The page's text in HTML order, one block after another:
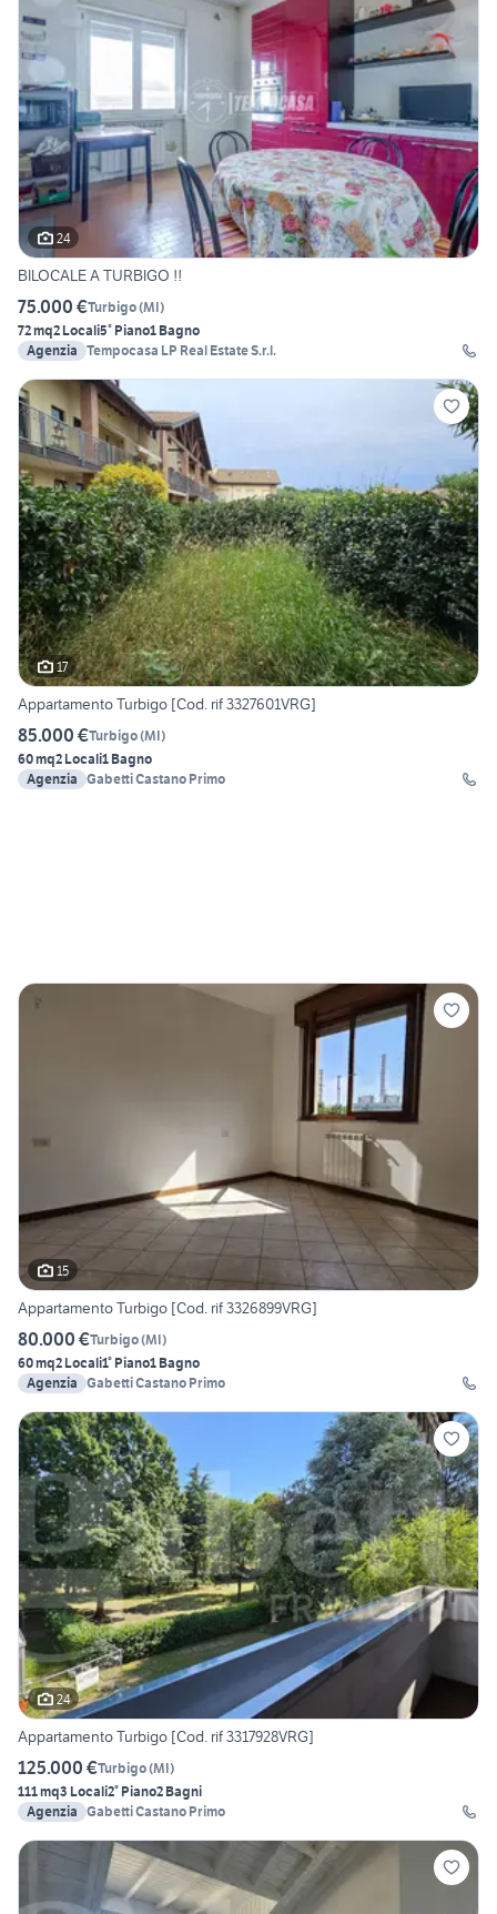
24
BILOCALE A TURBIGO !!
75.000 €Turbigo(MI)
72 mq2 Locali5° Piano1 Bagno
Agenzia Tempocasa LP Real Estate S.r.l.
17
Appartamento Turbigo [Cod. rif 3327601VRG]
85.000 €Turbigo(MI)
60 mq2 Locali1 Bagno
Agenzia Gabetti Castano Primo
15
Appartamento Turbigo [Cod. rif 3326899VRG]
80.000 €Turbigo(MI)
60 mq2 Locali1° Piano1 Bagno
Agenzia Gabetti Castano Primo
24
Appartamento Turbigo [Cod. rif 3317928VRG]
125.000 €Turbigo(MI)
111 mq3 Locali2° Piano2 Bagni
Agenzia Gabetti Castano Primo